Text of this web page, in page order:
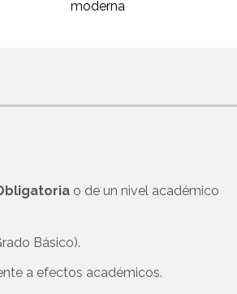
moderna
o de un nivel académico
Básico).
a efectos académicos.